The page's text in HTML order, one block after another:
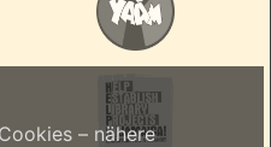
– nähere